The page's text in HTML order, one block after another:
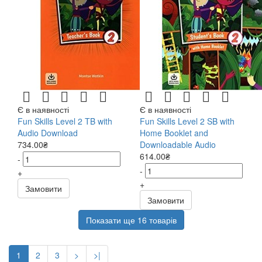
Є в наявності
Fun Skills Level 2 TB with
Audio Download
734.00₴
-
+
Замовити
Є в наявності
Fun Skills Level 2 SB with
Home Booklet and
Downloadable Audio
614.00₴
-
+
Замовити
Показати ще 16 товарів
1 2 3 > >|